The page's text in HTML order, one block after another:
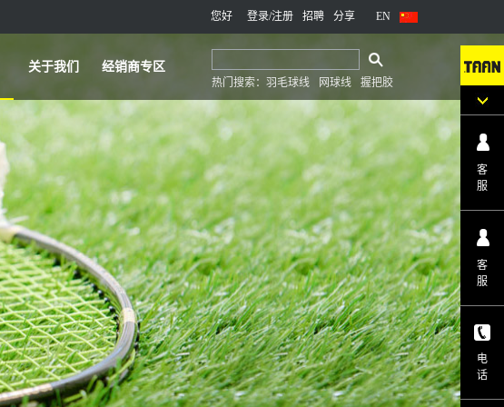
EN
招聘 分享
您好 登录/注册
热门搜索： 羽毛球线 网球线 握把胶
关于我们 经销商专区
客
服
客
服
电
话